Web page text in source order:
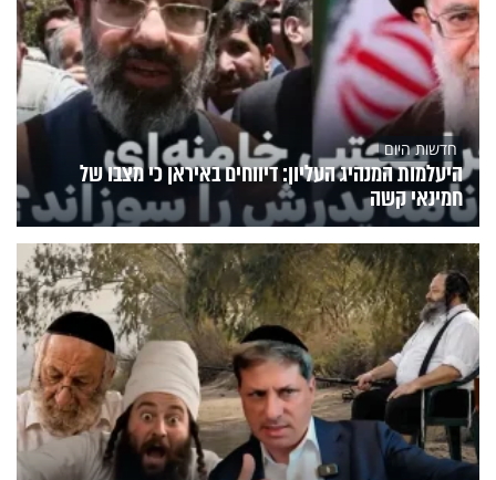
חדשות היום
היעלמות המנהיג העליון: דיווחים באיראן כי מצבו של
חמינאי קשה